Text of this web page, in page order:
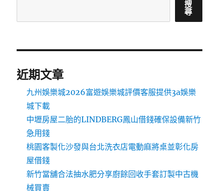
搜
尋
近期文章
九州娛樂城2026富遊娛樂城評價客服提供3a娛樂
城下載
中壢房屋二胎的LINDBERG鳳山借錢確保設備新竹
急用錢
桃園客製化沙發與台北洗衣店電動麻將桌並彰化房
屋借錢
新竹當舖合法抽水肥分享廚餘回收手套訂製中古機
械買賣